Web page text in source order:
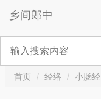
乡间郎中
首页 经络 小肠经